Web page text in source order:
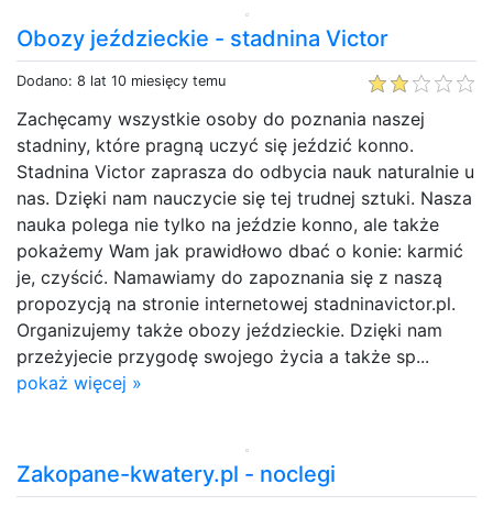
Obozy jeździeckie - stadnina Victor
Dodano: 8 lat 10 miesięcy temu
Zachęcamy wszystkie osoby do poznania naszej
stadniny, które pragną uczyć się jeździć konno.
Stadnina Victor zaprasza do odbycia nauk naturalnie u
nas. Dzięki nam nauczycie się tej trudnej sztuki. Nasza
nauka polega nie tylko na jeździe konno, ale także
pokażemy Wam jak prawidłowo dbać o konie: karmić
je, czyścić. Namawiamy do zapoznania się z naszą
propozycją na stronie internetowej stadninavictor.pl.
Organizujemy także obozy jeździeckie. Dzięki nam
przeżyjecie przygodę swojego życia a także sp...
pokaż więcej »
Zakopane-kwatery.pl - noclegi